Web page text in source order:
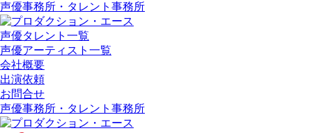
声優事務所・タレント事務所
声優タレント一覧
声優アーティスト一覧
会社概要
出演依頼
お問合せ
声優事務所・タレント事務所